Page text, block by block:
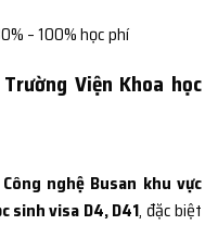
– 100% học phí
Viện Khoa học
nghệ Busan khu vực
sinh visa D4, D41, đặc biệt